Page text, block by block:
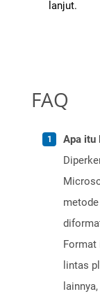
lanjut.
FAQ
Apa itu
lintas